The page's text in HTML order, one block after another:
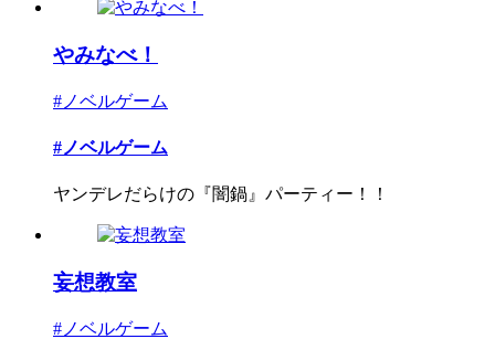
やみなべ！
#ノベルゲーム
#ノベルゲーム
ヤンデレだらけの『闇鍋』パーティー！！
妄想教室
#ノベルゲーム